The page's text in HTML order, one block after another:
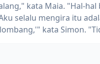
kata Maia. "Hal-
selalu mengira itu
kata Simon.